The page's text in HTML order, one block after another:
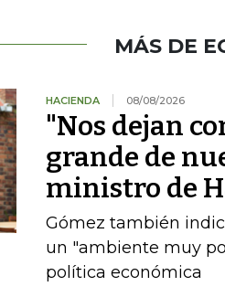
MÁS DE
HACIENDA 08/08/2026
"Nos dejan
grande de
ministro de
Gómez también
un "ambiente muy
política económica